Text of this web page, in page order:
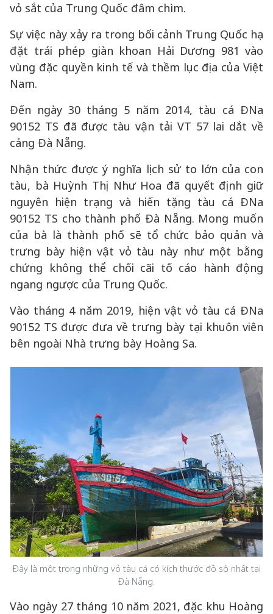
vỏ sắt của Trung Quốc đâm chìm.
Sự việc này xảy ra trong bối cảnh Trung Quốc hạ
đặt trái phép giàn khoan Hải Dương 981 vào
vùng đặc quyền kinh tế và thềm lục địa của Việt
Nam.
Đến ngày 30 tháng 5 năm 2014, tàu cá ĐNa
90152 TS đã được tàu vận tải VT 57 lai dắt về
cảng Đà Nẵng.
Nhận thức được ý nghĩa lịch sử to lớn của con
tàu, bà Huỳnh Thị Như Hoa đã quyết định giữ
nguyên hiện trạng và hiến tặng tàu cá ĐNa
90152 TS cho thành phố Đà Nẵng. Mong muốn
của bà là thành phố sẽ tổ chức bảo quản và
trưng bày hiện vật vỏ tàu này như một bằng
chứng không thể chối cãi tố cáo hành động
ngang ngược của Trung Quốc.
Vào tháng 4 năm 2019, hiện vật vỏ tàu cá ĐNa
90152 TS được đưa về trưng bày tại khuôn viên
bên ngoài Nhà trưng bày Hoàng Sa.
Đây là một trong những vỏ tàu cá có kích thước đồ sộ nhất tại
Đà Nẵng.
Vào ngày 27 tháng 10 năm 2021, đặc khu Hoàng